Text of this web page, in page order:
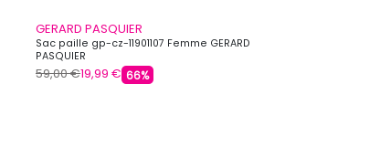
GERARD PASQUIER
Sac paille gp-cz-11901107 Femme GERARD
PASQUIER
59,00 €19,99 € 66%